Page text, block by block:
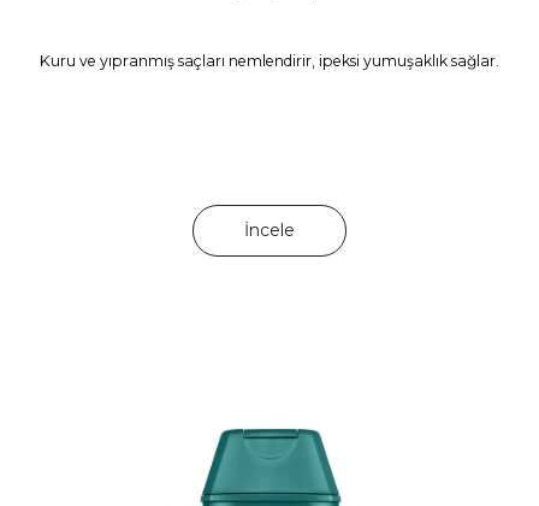
Kuru ve yıpranmış saçları nemlendirir, ipeksi yumuşaklık sağlar.
İncele